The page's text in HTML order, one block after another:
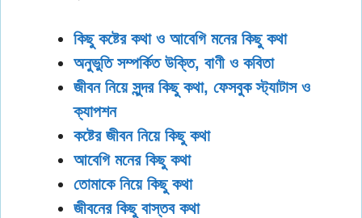
কিছু কষ্টের কথা ও আবেগি মনের কিছু কথা
অনুভুতি সম্পর্কিত উক্তি, বাণী ও কবিতা
জীবন নিয়ে সুন্দর কিছু কথা, ফেসবুক স্ট্যাটাস ও
ক্যাপশন
কষ্টের জীবন নিয়ে কিছু কথা
আবেগি মনের কিছু কথা
তোমাকে নিয়ে কিছু কথা
জীবনের কিছু বাস্তব কথা